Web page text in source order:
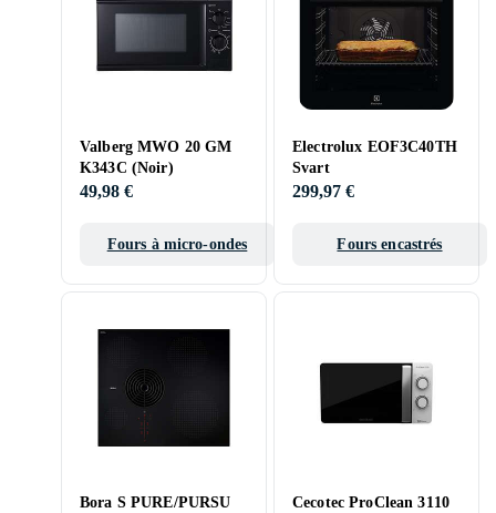
Valberg MWO 20 GM
K343C (Noir)
49,98 €
Fours à micro-ondes
Electrolux EOF3C40TH
Svart
299,97 €
Fours encastrés
Bora S PURE/PURSU
Cecotec ProClean 3110